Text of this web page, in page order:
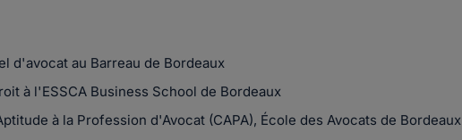
d'avocat au Barreau de Bordeaux
à l'ESSCA Business School de Bordeaux
à la Profession d'Avocat (CAPA), École des Avocats de Bordeaux